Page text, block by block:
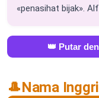
«penasihat bijak».
👑 Putar
🎩Nama